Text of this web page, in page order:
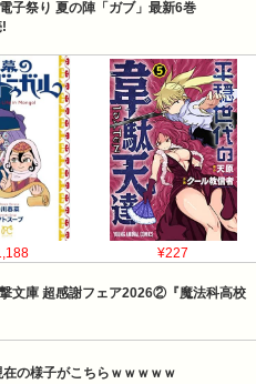
子祭り 夏の陣「ガブ」最新6巻
¥227
文庫 超感謝フェア2026②『魔法科高校
の様子がこちらｗｗｗｗｗ